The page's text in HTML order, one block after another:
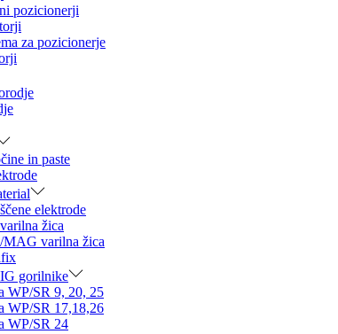
pozicionerji
za pozicionerje
in paste
elektrode
žica
varilna žica
gorilnike
WP/SR 9, 20, 25
WP/SR 17,18,26
WP/SR 24